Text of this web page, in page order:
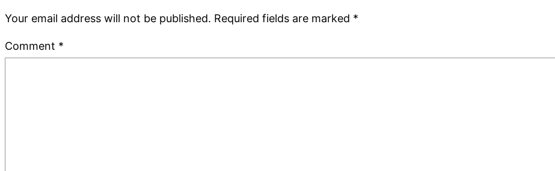
Your email address will not be published. Required fields are marked *
Comment *